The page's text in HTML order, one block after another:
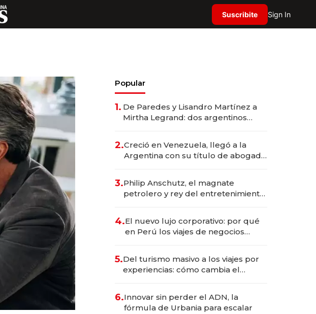
Suscribite Sign In
Popular
1. De Paredes y Lisandro Martínez a
Mirtha Legrand: dos argentinos
2.Creció en Venezuela, llegó a la
Argentina con su título de abogado
marcas "fast premium"
3.Philip Anschutz, el magnate
petrolero y rey del entretenimiento
4.El nuevo lujo corporativo: por qué
en Perú los viajes de negocios
transformadoras
5.Del turismo masivo a los viajes por
experiencias: cómo cambia el
6.Innovar sin perder el ADN, la
fórmula de Urbania para escalar